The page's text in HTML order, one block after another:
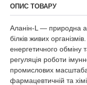
ОПИС ТОВАРУ
Аланін-L — природна
білків живих
енергетичного обміну
регуляція роботи
промислових
фармацевтичній та